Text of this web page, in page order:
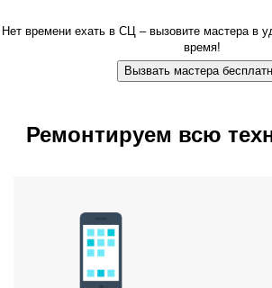
Нет времени ехать в СЦ – вызовите мастера в
время!
Вызвать мастера
Ремонтируем всю